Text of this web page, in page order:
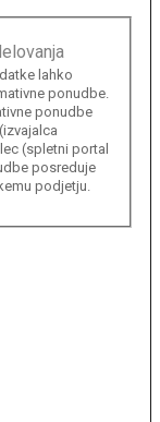
lahko
ponudbe.
ponudbe
(spletni portal
posreduje
podjetju.